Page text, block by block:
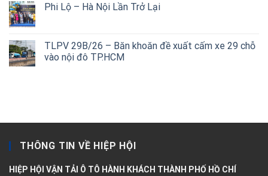
Phi Lộ – Hà Nội Lần Trở Lại
TLPV 29B/26 – Băn khoăn đề xuất cấm xe 29 chỗ
vào nội đô TP.HCM
THÔNG TIN VỀ HIỆP HỘI
HIỆP HỘI VẬN TẢI Ô TÔ HÀNH KHÁCH THÀNH PHỐ HỒ CHÍ